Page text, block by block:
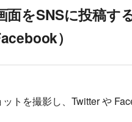
をSNSに投稿す
）
トを撮影し、Twitter や